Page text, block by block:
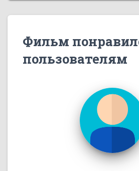
Фильм
пользователям